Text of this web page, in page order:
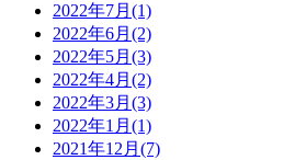
2022年7月(1)
2022年6月(2)
2022年5月(3)
2022年4月(2)
2022年3月(3)
2022年1月(1)
2021年12月(7)